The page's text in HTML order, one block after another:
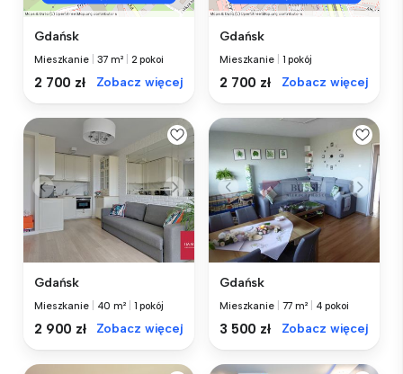
Gdańsk
Mieszkanie 37 m² 2 pokoi
2 700 zł Zobacz więcej
Gdańsk
Mieszkanie 1 pokój
2 700 zł Zobacz więcej
Gdańsk
Mieszkanie 40 m² 1 pokój
2 900 zł Zobacz więcej
Gdańsk
Mieszkanie 77 m² 4 pokoi
3 500 zł Zobacz więcej